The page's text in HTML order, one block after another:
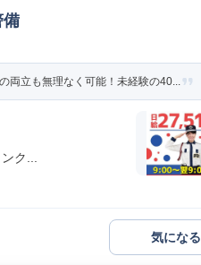
備
両立も無理なく可能！未経験の40...
ク...
気になる